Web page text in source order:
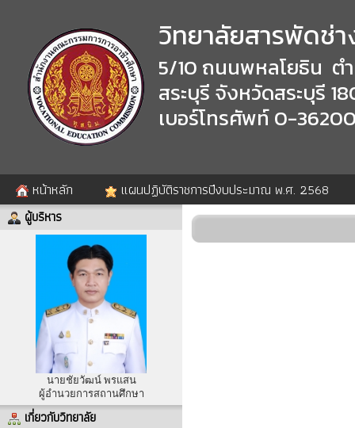
วิทยาลัยสารพัดช่า
5/10 ถนนพหลโยธิน ต
สระบุรี จังหวัดสระบุรี
เบอร์โทรศัพท์ 0-
หน้าหลัก แผนปฏิบัติราชการปีงบประมาณ พ.ศ. 2568
ผู้บริหาร
นายชัยวัฒน์ พรแสน
ผู้อำนวยการสถานศึกษา
เกี่ยวกับวิทยาลัย